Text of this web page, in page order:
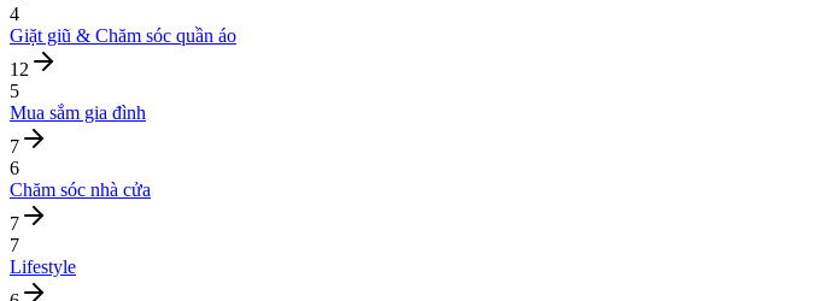
4
Giặt giũ & Chăm sóc quần áo
12
5
Mua sắm gia đình
7
6
Chăm sóc nhà cửa
7
7
Lifestyle